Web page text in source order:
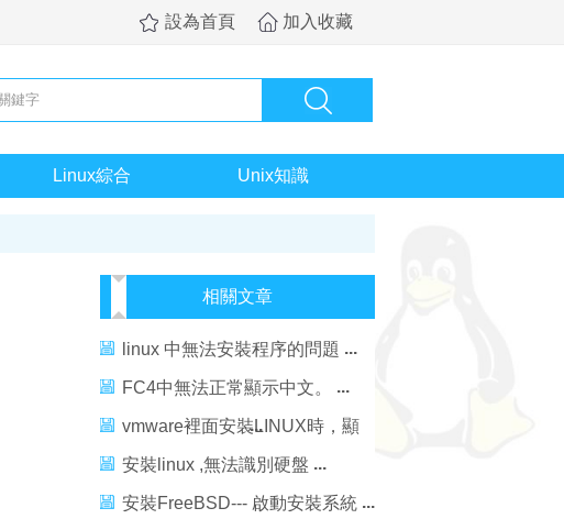
設為首頁 加入收藏
Linux綜合 Unix知識
相關文章
linux 中無法安裝程序的問題
FC4中無法正常顯示中文。
vmware裡面安裝LINUX時，顯
示無法找到硬盤
安裝linux ,無法識別硬盤
安裝FreeBSD--- 啟動安裝系統